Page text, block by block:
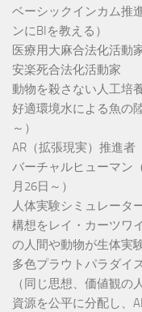
ベーシックインカム推
ンにBIを教える）
医療用大麻合法化活動
安楽死合法化活動家
動物を殺さない人工培
好適環境水による魚の
～）
AR（拡張現実）推進者
バーチャルヒューマン
月26日～）
人体実験シミュレータ
構想をレイ・カーツワ
の人間や動物が生体実
多色プラウトパラダイ
（同じ思想、価値観の
資源を公平に分配し、